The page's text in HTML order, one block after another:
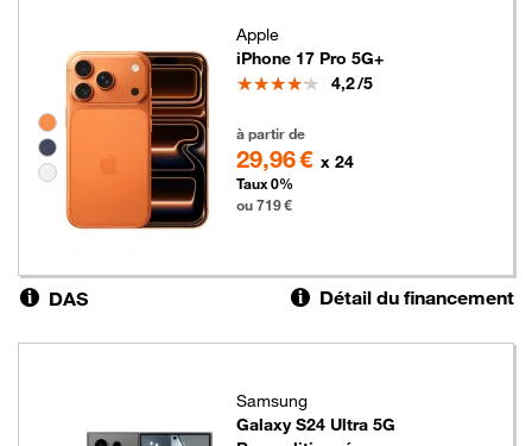
Groupe de couleurs disponibles non sélectionnables
Apple
iPhone 17 Pro 5G+
Note
4,2/5
à partir de
29,96 € x 24
Taux 0%
ou 719 €
DAS Détail du financement
Samsung
Galaxy S24 Ultra 5G